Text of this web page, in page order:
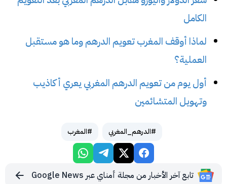
الكامل
لماذا أوقف المغرب تعويم الدرهم وما هو مستقبل
العملية؟
أول يوم من تعويم الدرهم المغربي يعري أكاذيب
وتهويل المتشائمين
#الدرهم_المغربي #المغرب
تابع آخر الأخبار من مجلة أمناي عبر Google News